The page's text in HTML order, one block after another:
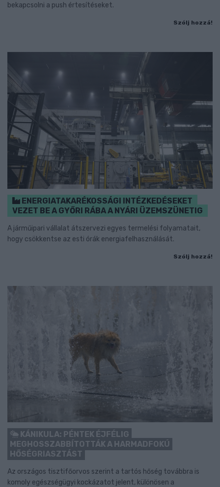
bekapcsolni a push értesítéseket.
Szólj hozzá!
ENERGIATAKARÉKOSSÁGI INTÉZKEDÉSEKET
VEZET BE A GYŐRI RÁBA A NYÁRI ÜZEMSZÜNETIG
A járműipari vállalat átszervezi egyes termelési folyamatait,
hogy csökkentse az esti órák energiafelhasználását.
Szólj hozzá!
KÁNIKULA: PÉNTEK ÉJFÉLIG
MEGHOSSZABBÍTOTTÁK A HARMADFOKÚ
HŐSÉGRIASZTÁST
Az országos tisztifőorvos szerint a tartós hőség továbbra is
komoly egészségügyi kockázatot jelent, különösen a